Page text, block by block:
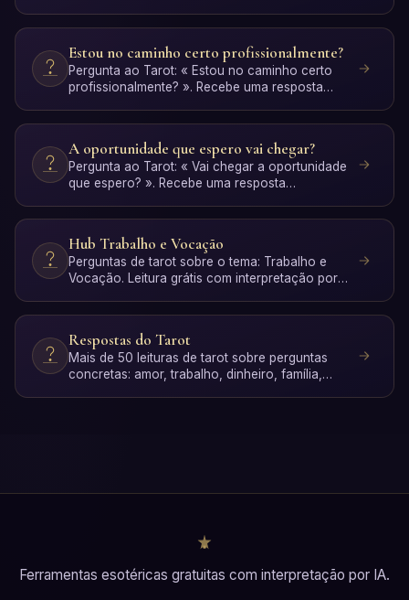
Estou no caminho certo profissionalmente?
Pergunta ao Tarot: « Estou no caminho certo
profissionalmente? ». Recebe uma resposta
A oportunidade que espero vai chegar?
Pergunta ao Tarot: « Vai chegar a oportunidade
que espero? ». Recebe uma resposta
Hub Trabalho e Vocação
Perguntas de tarot sobre o tema: Trabalho e
Vocação. Leitura grátis com interpretação por
Respostas do Tarot
Mais de 50 leituras de tarot sobre perguntas
concretas: amor, trabalho, dinheiro, família,
Ferramentas esotéricas gratuitas com interpretação por IA.